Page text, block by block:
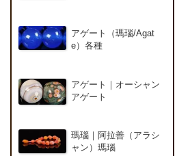
アゲート（瑪瑙/Agat
e）各種
アゲート｜オーシャン
アゲート
瑪瑙｜阿拉善（アラシ
ャン）瑪瑙